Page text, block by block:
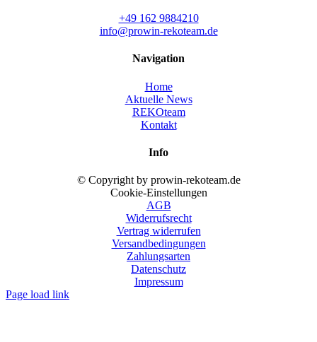
+49 162 9884210
info@prowin-rekoteam.de
Navigation
Home
Aktuelle News
REKOteam
Kontakt
Info
© Copyright by prowin-rekoteam.de
Cookie-Einstellungen
AGB
Widerrufsrecht
Vertrag widerrufen
Versandbedingungen
Zahlungsarten
Datenschutz
Impressum
Page load link